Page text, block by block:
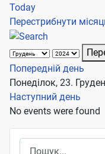
Today
Перестрибнути
Попередній день
Понеділок, 23.
Наступний день
No events were found